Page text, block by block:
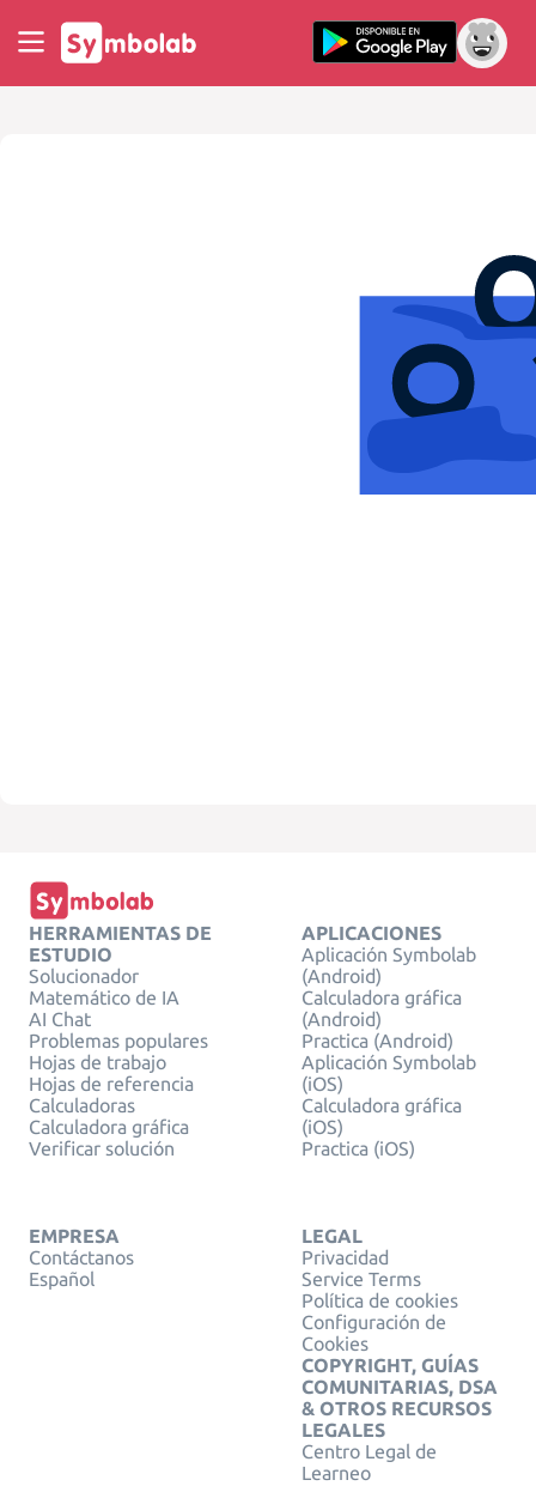
HERRAMIENTAS DE
ESTUDIO
Solucionador
Matemático de IA
AI Chat
Problemas populares
Hojas de trabajo
Hojas de referencia
Calculadoras
Calculadora gráfica
Verificar solución
APLICACIONES
Aplicación Symbolab
(Android)
Calculadora gráfica
(Android)
Practica (Android)
Aplicación Symbolab
(iOS)
Calculadora gráfica
(iOS)
Practica (iOS)
EMPRESA
Contáctanos
Español
LEGAL
Privacidad
Service Terms
Política de cookies
Configuración de
Cookies
COPYRIGHT, GUÍAS
COMUNITARIAS, DSA
& OTROS RECURSOS
LEGALES
Centro Legal de
Learneo